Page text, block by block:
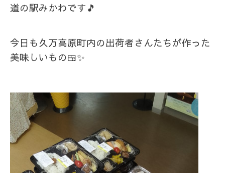
道の駅みかわです🎵
今日も久万高原町内の出荷者さんたちが作った
美味しいもの🍱✨